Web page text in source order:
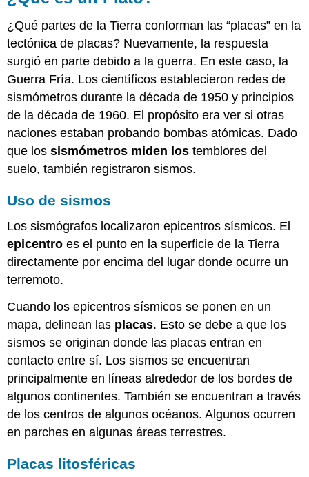
¿Qué partes de la Tierra conforman las “placas” en la
tectónica de placas? Nuevamente, la respuesta
surgió en parte debido a la guerra. En este caso, la
Guerra Fría. Los científicos establecieron redes de
sismómetros durante la década de 1950 y principios
de la década de 1960. El propósito era ver si otras
naciones estaban probando bombas atómicas. Dado
que lossismómetros miden los temblores del
suelo, también registraron sismos.
Uso de sismos
Los sismógrafos localizaron epicentros sísmicos. El
epicentro es el punto en la superficie de la Tierra
directamente por encima del lugar donde ocurre un
terremoto.
Cuando los epicentros sísmicos se ponen en un
mapa, delinean las placas. Esto se debe a que los
sismos se originan donde las placas entran en
contacto entre sí. Los sismos se encuentran
principalmente en líneas alrededor de los bordes de
algunos continentes. También se encuentran a través
de los centros de algunos océanos. Algunos ocurren
en parches en algunas áreas terrestres.
Placas litosféricas